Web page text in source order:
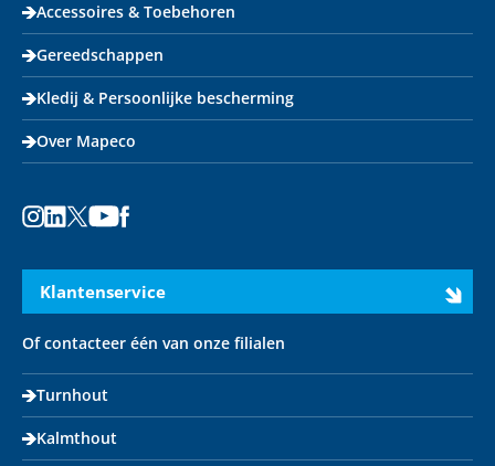
Accessoires & Toebehoren
Gereedschappen
Kledij & Persoonlijke bescherming
Over Mapeco
Klantenservice
Of contacteer één van onze filialen
Turnhout
Kalmthout